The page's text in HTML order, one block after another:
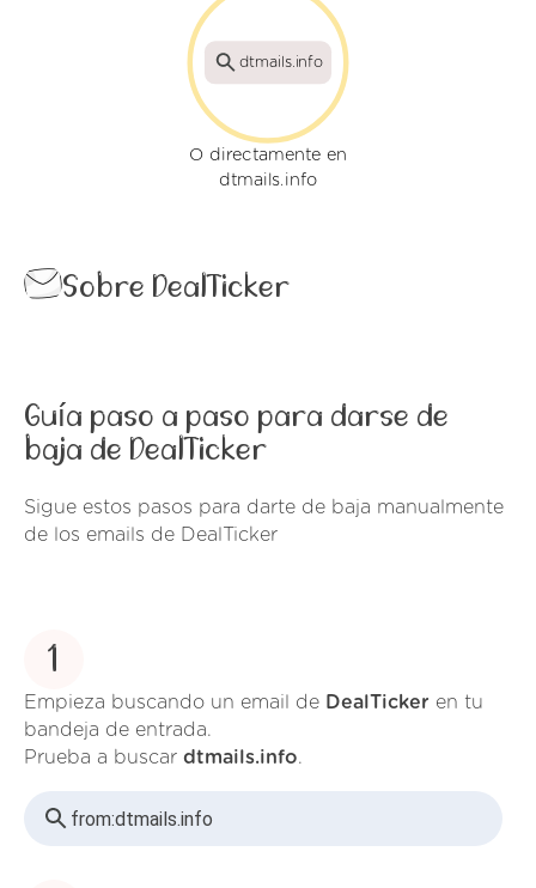
dtmails.info
O directamente en
dtmails.info
Sobre DealTicker
Guía paso a paso para darse de
baja de DealTicker
Sigue estos pasos para darte de baja manualmente
de los emails de DealTicker
1
Empieza buscando un email de DealTicker en tu
bandeja de entrada.
Prueba a buscar dtmails.info.
from:dtmails.info